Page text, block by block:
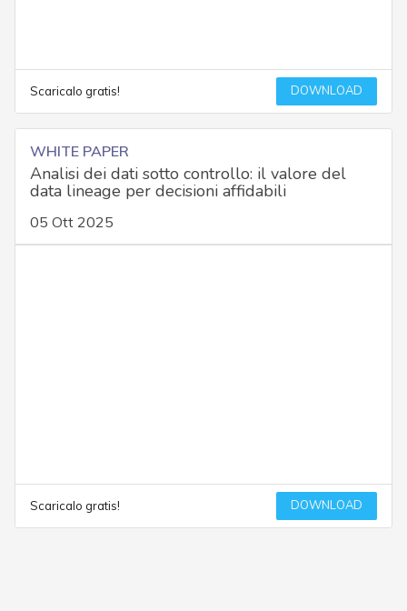
Scaricalo gratis! DOWNLOAD
WHITE PAPER
Analisi dei dati sotto controllo: il valore del
data lineage per decisioni affidabili
05 Ott 2025
Scaricalo gratis! DOWNLOAD